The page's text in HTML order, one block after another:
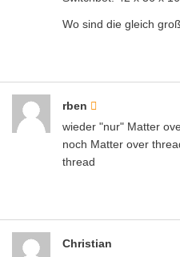
Wo sind die gleich
rben
wieder "nur" Matter
noch Matter over
thread
Christian